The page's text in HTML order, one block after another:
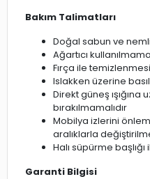
Bakım Talimatları
Doğal sabun ve
Ağartıcı
Fırça ile
Islakken üzerine
Direkt güneş ışığına
bırakılmamalıdır
Mobilya izlerini
aralıklarla
Halı süpürme
Garanti Bilgisi